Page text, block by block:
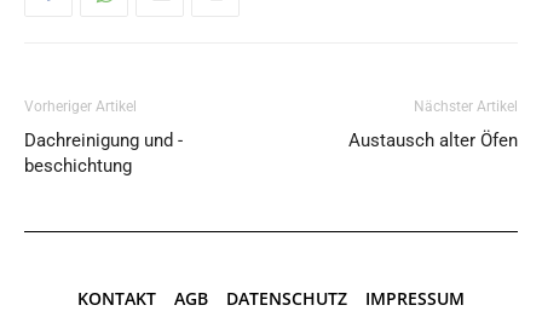
Vorheriger Artikel
Dachreinigung und -
beschichtung
Nächster Artikel
Austausch alter Öfen
KONTAKT AGB DATENSCHUTZ IMPRESSUM